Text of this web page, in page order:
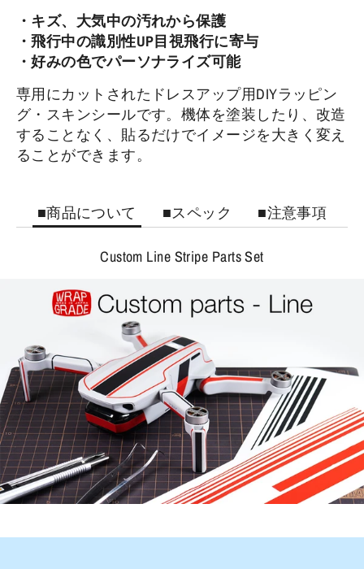
・キズ、大気中の汚れから保護
・飛行中の識別性UP目視飛行に寄与
・好みの色でパーソナライズ可能
専用にカットされたドレスアップ用DIYラッピン
グ・スキンシールです。機体を塗装したり、改造
することなく、貼るだけでイメージを大きく変え
ることができます。
■商品について ■スペック ■注意事項
Custom Line Stripe Parts Set